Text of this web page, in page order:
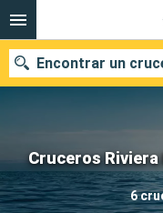
Cruceros
6
Encontrar un
Nuestros destinos
Fecha de salida